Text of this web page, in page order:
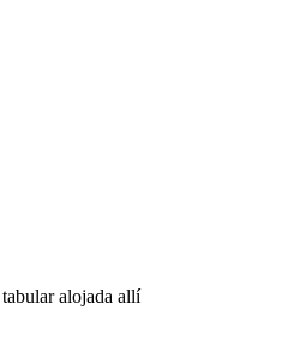
alojada allí